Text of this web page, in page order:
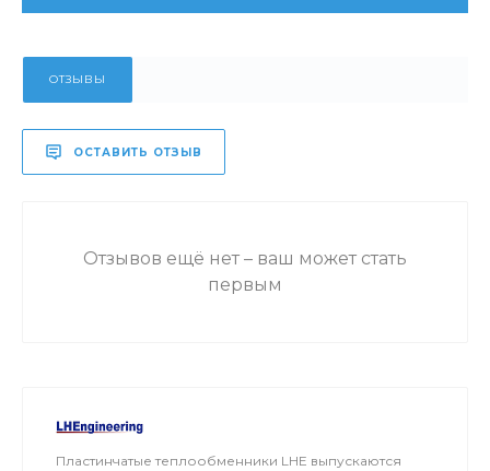
ОТЗЫВЫ
ОСТАВИТЬ ОТЗЫВ
Отзывов ещё нет – ваш может стать
первым
Пластинчатые теплообменники LHE выпускаются